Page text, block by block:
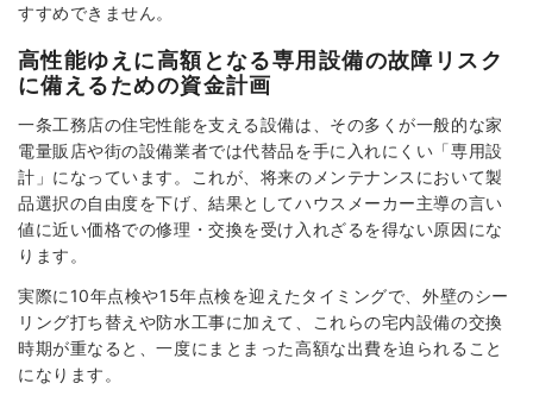
すすめできません。
高性能ゆえに高額となる専用設備の故障リスク
に備えるための資金計画
一条工務店の住宅性能を支える設備は、その多くが一般的な家
電量販店や街の設備業者では代替品を手に入れにくい「専用設
計」になっています。これが、将来のメンテナンスにおいて製
品選択の自由度を下げ、結果としてハウスメーカー主導の言い
値に近い価格での修理・交換を受け入れざるを得ない原因にな
ります。
実際に10年点検や15年点検を迎えたタイミングで、外壁のシー
リング打ち替えや防水工事に加えて、これらの宅内設備の交換
時期が重なると、一度にまとまった高額な出費を迫られること
になります。